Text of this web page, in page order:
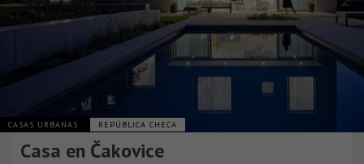
CASAS URBANAS REPÚBLICA CHECA
Casa en Čakovice